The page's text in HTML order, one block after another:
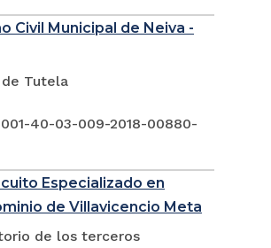
Civil Municipal de Neiva -
de Tutela
40-03-009-2018-00880-
Especializado en
de Villavicencio Meta
de los terceros